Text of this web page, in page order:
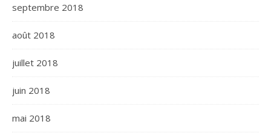
septembre 2018
août 2018
juillet 2018
juin 2018
mai 2018